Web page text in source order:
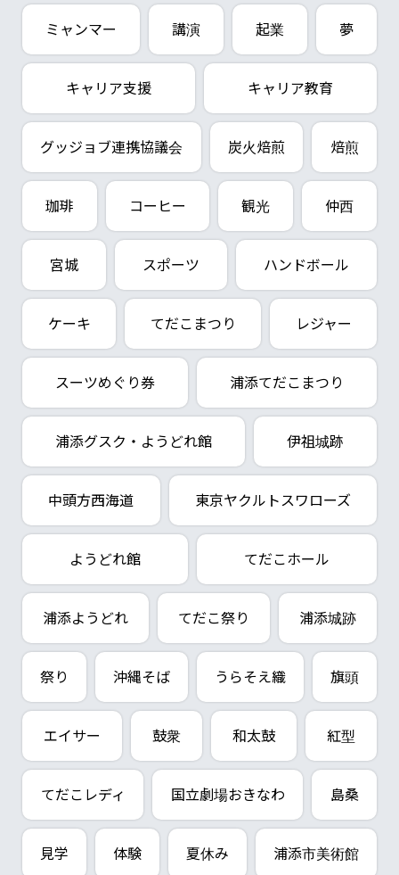
ミャンマー 講演 起業 夢
キャリア支援 キャリア教育
グッジョブ連携協議会 炭火焙煎 焙煎
珈琲 コーヒー 観光 仲西
宮城 スポーツ ハンドボール
ケーキ てだこまつり レジャー
スーツめぐり券 浦添てだこまつり
浦添グスク・ようどれ館 伊祖城跡
中頭方西海道 東京ヤクルトスワローズ
ようどれ館 てだこホール
浦添ようどれ てだこ祭り 浦添城跡
祭り 沖縄そば うらそえ織 旗頭
エイサー 鼓衆 和太鼓 紅型
てだこレディ 国立劇場おきなわ 島桑
見学 体験 夏休み 浦添市美術館